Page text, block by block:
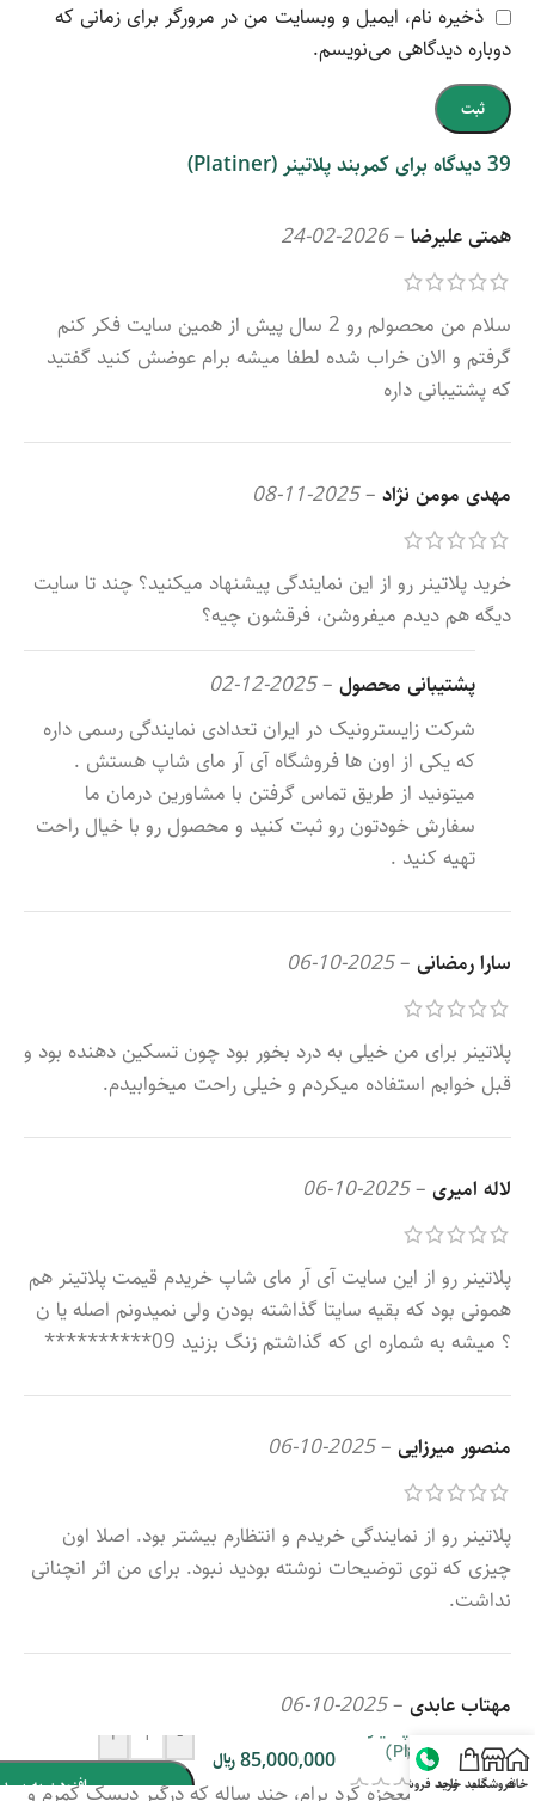
39 دیدگاه برای کمربند پلاتینر (Platiner)
همتی علیرضا –
2026-02-24
سلام من محصولم رو 2 سال پیش از همین سایت فکر کنم
گرفتم و الان خراب شده لطفا میشه برام عوضش کنید گفتید
که پشتیبانی داره
مهدی مومن نژاد –
2025-11-08
خرید پلاتینر رو از این نمایندگی پیشنهاد میکنید؟ چند تا سایت
دیگه هم دیدم میفروشن، فرقشون چیه؟
پشتیبانی محصول –
2025-12-02
شرکت زایسترونیک در ایران تعدادی نمایندگی رسمی داره
که یکی از اون ها فروشگاه آی آر مای شاپ هستش .
میتونید از طریق تماس گرفتن با مشاورین درمان ما
سفارش خودتون رو ثبت کنید و محصول رو با خیال راحت
تهیه کنید .
سارا رمضانی –
2025-10-06
پلاتینر برای من خیلی به درد بخور بود چون تسکین دهنده بود و
قبل خوابم استفاده میکردم و خیلی راحت میخوابیدم.
لاله امیری –
2025-10-06
پلاتینر رو از این سایت آی آر مای شاپ خریدم قیمت پلاتینر هم
همونی بود که بقیه سایتا گذاشته بودن ولی نمیدونم اصله یا ن
؟ میشه به شماره ای که گذاشتم زنگ بزنید 09**********
منصور میرزایی –
2025-10-06
پلاتینر رو از نمایندگی خریدم و انتظارم بیشتر بود. اصلا اون
چیزی که توی توضیحات نوشته بودید نبود. برای من اثر انچنانی
نداشت.
مهتاب عابدی –
2025-10-06
پلاتینر واقعا معجزه کرد برام، چند ساله که درگیر دیسک کمرم و
ذخیره نام، ایمیل و وبسایت من در مرورگر برای زمانی که
دوباره دیدگاهی می‌نویسم.
خانهفروشگاهسبد خریدواحد فروش
کمربند پلاتینر
85,000,000﷼
-
+
افزودن به